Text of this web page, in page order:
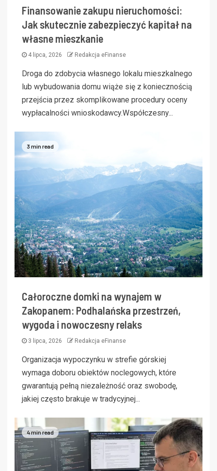
Finansowanie zakupu nieruchomości:
Jak skutecznie zabezpieczyć kapitał na
własne mieszkanie
4 lipca, 2026 Redakcja eFinanse
Droga do zdobycia własnego lokalu mieszkalnego
lub wybudowania domu wiąże się z koniecznością
przejścia przez skomplikowane procedury oceny
wypłacalności wnioskodawcy.Współczesny...
3 min read
Całoroczne domki na wynajem w
Zakopanem: Podhalańska przestrzeń,
wygoda i nowoczesny relaks
3 lipca, 2026 Redakcja eFinanse
Organizacja wypoczynku w strefie górskiej
wymaga doboru obiektów noclegowych, które
gwarantują pełną niezależność oraz swobodę,
jakiej często brakuje w tradycyjnej...
4 min read